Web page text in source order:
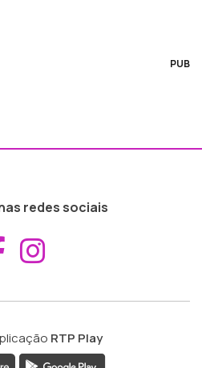
PUB
redes sociais
Aceder ao
RTP Play